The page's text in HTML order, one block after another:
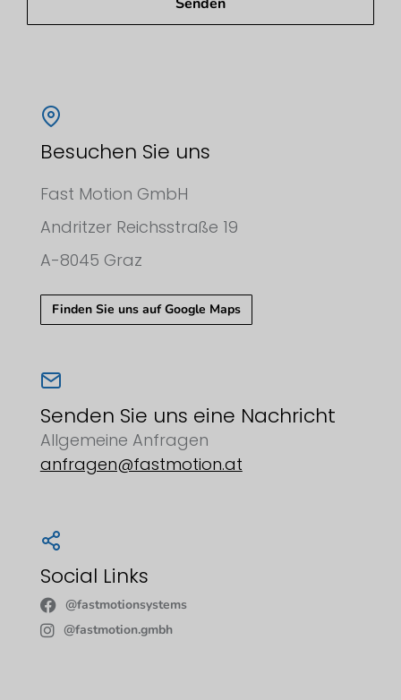
Senden
Besuchen Sie uns
Fast Motion GmbH
Andritzer Reichsstraße 19
A-8045 Graz
Finden Sie uns auf Google Maps
Senden Sie uns eine Nachricht
Allgemeine Anfragen
anfragen@fastmotion.at
Social Links
@fastmotionsystems
@fastmotion.gmbh